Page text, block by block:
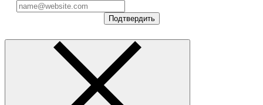
Подтвердить